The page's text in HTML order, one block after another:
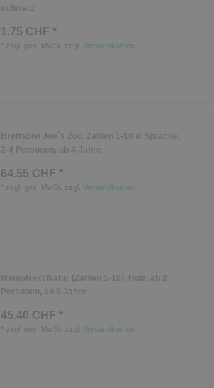
schwarz
1.75 CHF *
zzgl. ges. MwSt. zzgl. Versandkosten
Brettspiel Joe´s Zoo, Zahlen 1-10 & Sprache,
2-4 Personen, ab 4 Jahre
64.55 CHF *
zzgl. ges. MwSt. zzgl. Versandkosten
MemoNext Natur (Zahlen 1-10), Holz, ab 2
Personen, ab 5 Jahre
45.40 CHF *
zzgl. ges. MwSt. zzgl. Versandkosten